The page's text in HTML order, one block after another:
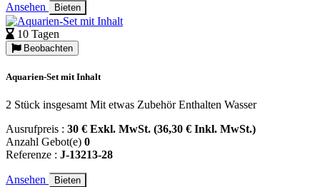
Ansehen Bieten
10 Tagen
Beobachten
Aquarien-Set mit Inhalt
2 Stück insgesamt Mit etwas Zubehör Enthalten Wasser
Ausrufpreis : 30 € Exkl. MwSt. (36,30 € Inkl. MwSt.)
Anzahl Gebot(e) 0
Referenze : J-13213-28
Ansehen Bieten